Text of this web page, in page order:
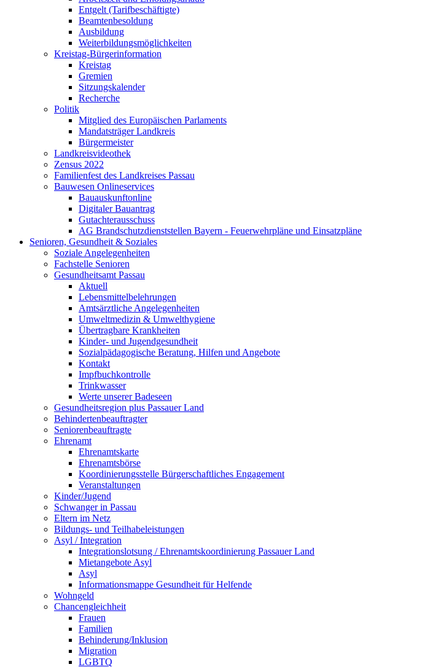
Entgelt (Tarifbeschäftigte)
Beamtenbesoldung
Ausbildung
Weiterbildungsmöglichkeiten
Kreistag-Bürgerinformation
Kreistag
Gremien
Sitzungskalender
Recherche
Politik
Mitglied des Europäischen Parlaments
Mandatsträger Landkreis
Bürgermeister
Landkreisvideothek
Zensus 2022
Familienfest des Landkreises Passau
Bauwesen Onlineservices
Bauauskunftonline
Digitaler Bauantrag
Gutachterausschuss
AG Brandschutzdienststellen Bayern - Feuerwehrpläne und Einsatzpläne
Senioren, Gesundheit & Soziales
Soziale Angelegenheiten
Fachstelle Senioren
Gesundheitsamt Passau
Aktuell
Lebensmittelbelehrungen
Amtsärztliche Angelegenheiten
Umweltmedizin & Umwelthygiene
Übertragbare Krankheiten
Kinder- und Jugendgesundheit
Sozialpädagogische Beratung, Hilfen und Angebote
Kontakt
Impfbuchkontrolle
Trinkwasser
Werte unserer Badeseen
Gesundheitsregion plus Passauer Land
Behindertenbeauftragter
Seniorenbeauftragte
Ehrenamt
Ehrenamtskarte
Ehrenamtsbörse
Koordinierungsstelle Bürgerschaftliches Engagement
Veranstaltungen
Kinder/Jugend
Schwanger in Passau
Eltern im Netz
Bildungs- und Teilhabeleistungen
Asyl / Integration
Integrationslotsung / Ehrenamtskoordinierung Passauer Land
Mietangebote Asyl
Asyl
Informationsmappe Gesundheit für Helfende
Wohngeld
Chancengleichheit
Frauen
Familien
Behinderung/Inklusion
Migration
LGBTQ